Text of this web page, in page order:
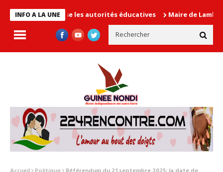
INFO A LA UNE
en cause les autorités éducatives Maire de Lambanyi : Baba